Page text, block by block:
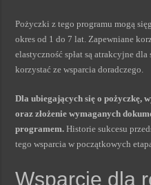
Pożyczki z tego programu mogą
okres od 1 do 7 lat. Zapewniane
elastyczność spłat są atrakcyjne
korzystać ze wsparcia doradczego.
Dla ubiegających się o pożyczkę,
oraz złożenie wymaganych
programem. Historie sukcesu
tego wsparcia w początkowych
Wsparcie dla